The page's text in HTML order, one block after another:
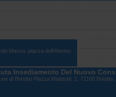
Insediamento Del Nuovo
di Brindisi Piazza Matteotti, 1, 72100
Massa, piazza dell’Ateneo